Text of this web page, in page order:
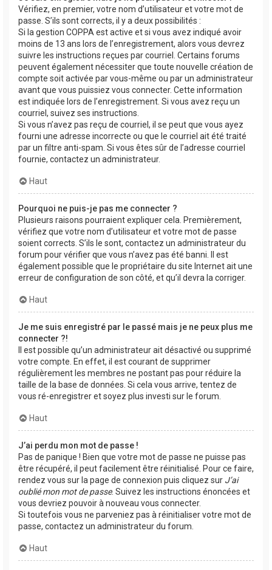
Vérifiez, en premier, votre nom d’utilisateur et votre mot de
passe. S’ils sont corrects, il y a deux possibilités :
Si la gestion COPPA est active et si vous avez indiqué avoir
moins de 13 ans lors de l’enregistrement, alors vous devrez
suivre les instructions reçues par courriel. Certains forums
peuvent également nécessiter que toute nouvelle création de
compte soit activée par vous-même ou par un administrateur
avant que vous puissiez vous connecter. Cette information
est indiquée lors de l’enregistrement. Si vous avez reçu un
courriel, suivez ses instructions.
Si vous n’avez pas reçu de courriel, il se peut que vous ayez
fourni une adresse incorrecte ou que le courriel ait été traité
par un filtre anti-spam. Si vous êtes sûr de l’adresse courriel
fournie, contactez un administrateur.
Haut
Pourquoi ne puis-je pas me connecter ?
Plusieurs raisons pourraient expliquer cela. Premièrement,
vérifiez que votre nom d’utilisateur et votre mot de passe
soient corrects. S’ils le sont, contactez un administrateur du
forum pour vérifier que vous n’avez pas été banni. Il est
également possible que le propriétaire du site Internet ait une
erreur de configuration de son côté, et qu’il devra la corriger.
Haut
Je me suis enregistré par le passé mais je ne peux plus me
connecter ?!
Il est possible qu’un administrateur ait désactivé ou supprimé
votre compte. En effet, il est courant de supprimer
régulièrement les membres ne postant pas pour réduire la
taille de la base de données. Si cela vous arrive, tentez de
vous ré-enregistrer et soyez plus investi sur le forum.
Haut
J’ai perdu mon mot de passe !
Pas de panique ! Bien que votre mot de passe ne puisse pas
être récupéré, il peut facilement être réinitialisé. Pour ce faire,
rendez vous sur la page de connexion puis cliquez sur J’ai
oublié mon mot de passe. Suivez les instructions énoncées et
vous devriez pouvoir à nouveau vous connecter.
Si toutefois vous ne parveniez pas à réinitialiser votre mot de
passe, contactez un administrateur du forum.
Haut